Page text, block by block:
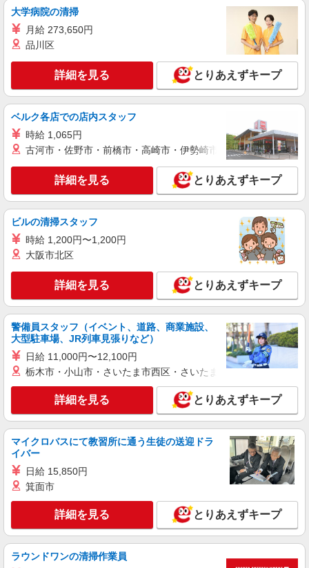
可能（規程有）★ ゜・。○。・゜+゜・。○。・゜
+゜
詳細を見る
派遣社員
携帯販売スタッフ【softbank】
時給1600円〜 ※別途インセンティブ、職能評
価制度あり ※残業代支給 ★交通費別途支給（規定
あり） ゜+゜・。○。・゜+゜・。○。・゜+゜ 入
インセンティブ支給(規定有) ★月2回払い・週払い
可能（規程有）★ ゜・。○。・゜+゜・。○。・゜
+゜
愛知県名古屋市中村区の家電量販店
詳細を見る
株式会社シエロ
スマホ携帯販売【エーユー】
時給1500円〜1600円（経験・能力による） ※
残業代支給 ★交通費別途支給（規定あり） ゜
+゜・。○。・゜+゜・。○。・゜+゜ 入社祝い金10
万円支給(規定有) お友達を紹介頂くと, インセンテ
ィブ支給(規定有) ★月2回払い・週払い可能（規程
有）★ ゜・。○。・゜+゜・。○。・゜+゜
愛知県名古屋市中村区の家電量販店
キープ 詳細を見る
紹介予定派遣
株式会社シエロ
【Y!mobile】人気機種に詳しくなれる携帯販
売
時給1600円〜 ※別途インセンティブ、職能評
価制度あり ※残業代支給 ★交通費別途支給（規定
あり） ゜+゜・。○。・゜+゜・。○。・゜+゜ 入
社祝い金10万円支給(規定有) お友達を紹介頂くと,
インセンティブ支給(規定有) ★月2回払い・週払い
可能（規程有）★ ゜・。○。・゜+゜・。○。・゜
愛知県名古屋市中村区のsoftbankショップ
詳細を見る
紹介予定派遣
株式会社シエロ
スマホ携帯販売【エーユー】
時給1600円〜1700円（経験・能力による） ※
残業代支給 ★交通費別途支給（規定あり） ゜
+゜・。○。・゜+゜・。○。・゜+゜ 入社祝い金10
愛知県名古屋市中村区の家電量販店
大学病院の清掃
月給 273,650円
品川区
詳細を見る とりあえずキープ
ベルク各店での店内スタッフ
時給 1,065円
古河市・佐野市・前橋市・高崎市・伊勢崎市・太田市・館林市
詳細を見る とりあえずキープ
ビルの清掃スタッフ
時給 1,200円〜1,200円
大阪市北区
詳細を見る とりあえずキープ
警備員スタッフ（イベント、道路、商業施設、
大型駐車場、JR列車見張りなど）
日給 11,000円〜12,100円
栃木市・小山市・さいたま市西区・さいたま市岩槻区・久喜市・
詳細を見る とりあえずキープ
マイクロバスにて教習所に通う生徒の送迎ドラ
イバー
日給 15,850円
箕面市
詳細を見る とりあえずキープ
ラウンドワンの清掃作業員